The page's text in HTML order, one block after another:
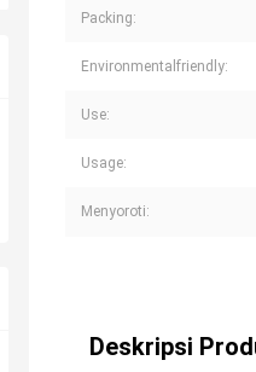
Packing:
Environmentalfriendly:
Use:
Usage:
Menyoroti:
Deskripsi